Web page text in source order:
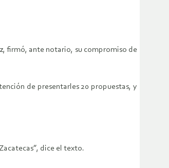
firmó, ante notario, su compromiso de
de presentarles 20 propuestas, y
dice el texto.